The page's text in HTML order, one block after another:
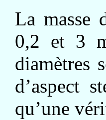
La masse
0,2 et 3
diamètres
d’aspect
qu’une